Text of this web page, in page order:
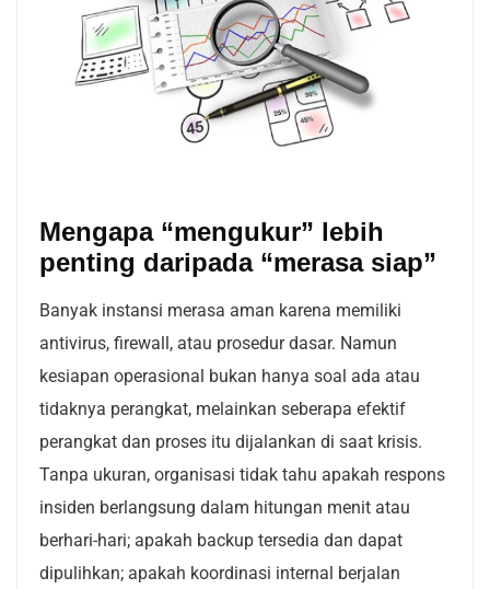
Mengapa “mengukur” lebih
penting daripada “merasa siap”
Banyak instansi merasa aman karena memiliki
antivirus, firewall, atau prosedur dasar. Namun
kesiapan operasional bukan hanya soal ada atau
tidaknya perangkat, melainkan seberapa efektif
perangkat dan proses itu dijalankan di saat krisis.
Tanpa ukuran, organisasi tidak tahu apakah respons
insiden berlangsung dalam hitungan menit atau
berhari-hari; apakah backup tersedia dan dapat
dipulihkan; apakah koordinasi internal berjalan